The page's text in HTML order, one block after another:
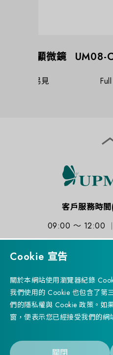
UM08-
Full HD
Successfully
客戶服務時
09:00 ～ 12:00
訂
Privacy
Cookie 宣告
關於本網站使用瀏覽器紀錄
我們使用的 Cookie 也包含了第
們的隱私權與 Cookie 政策。如
窗，便表示您已經接受我們的網